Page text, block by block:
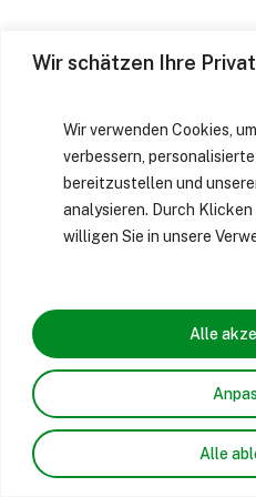
Wir schätzen Ihre
Wir verwenden Cookies,
verbessern,
bereitzustellen und
analysieren. Durch
willigen Sie in unsere
Alle
Alle